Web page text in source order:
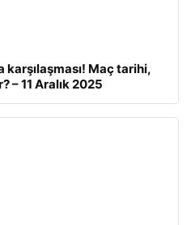
karşılaşması! Maç tarihi,
– 11 Aralık 2025